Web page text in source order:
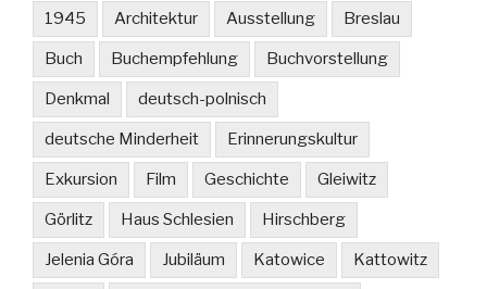
1945 Architektur Ausstellung Breslau
Buch Buchempfehlung Buchvorstellung
Denkmal deutsch-polnisch
deutsche Minderheit Erinnerungskultur
Exkursion Film Geschichte Gleiwitz
Görlitz Haus Schlesien Hirschberg
Jelenia Góra Jubiläum Katowice Kattowitz